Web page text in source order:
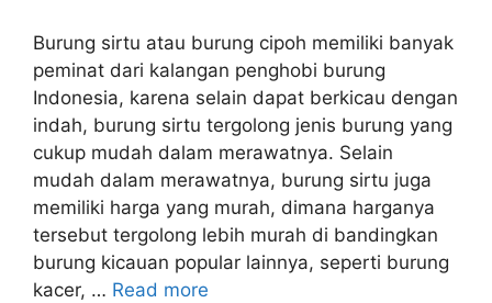
Burung sirtu atau burung cipoh memiliki banyak
peminat dari kalangan penghobi burung
Indonesia, karena selain dapat berkicau dengan
indah, burung sirtu tergolong jenis burung yang
cukup mudah dalam merawatnya. Selain
mudah dalam merawatnya, burung sirtu juga
memiliki harga yang murah, dimana harganya
tersebut tergolong lebih murah di bandingkan
burung kicauan popular lainnya, seperti burung
kacer, … Read more